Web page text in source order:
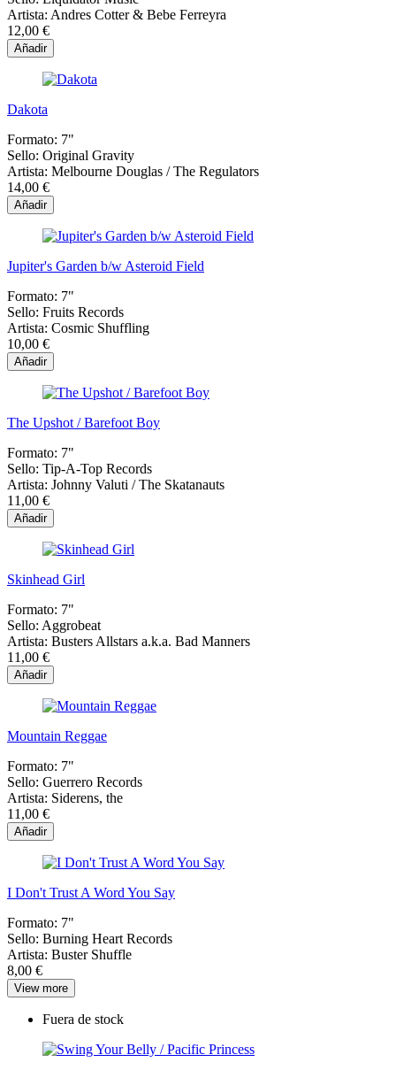
Artista: Andres Cotter & Bebe Ferreyra
12,00 €
Añadir
Dakota
Formato: 7"
Sello: Original Gravity
Artista: Melbourne Douglas / The Regulators
14,00 €
Añadir
Jupiter's Garden b/w Asteroid Field
Formato: 7"
Sello: Fruits Records
Artista: Cosmic Shuffling
10,00 €
Añadir
The Upshot / Barefoot Boy
Formato: 7"
Sello: Tip-A-Top Records
Artista: Johnny Valuti / The Skatanauts
11,00 €
Añadir
Skinhead Girl
Formato: 7"
Sello: Aggrobeat
Artista: Busters Allstars a.k.a. Bad Manners
11,00 €
Añadir
Mountain Reggae
Formato: 7"
Sello: Guerrero Records
Artista: Siderens, the
11,00 €
Añadir
I Don't Trust A Word You Say
Formato: 7"
Sello: Burning Heart Records
Artista: Buster Shuffle
8,00 €
View more
Fuera de stock